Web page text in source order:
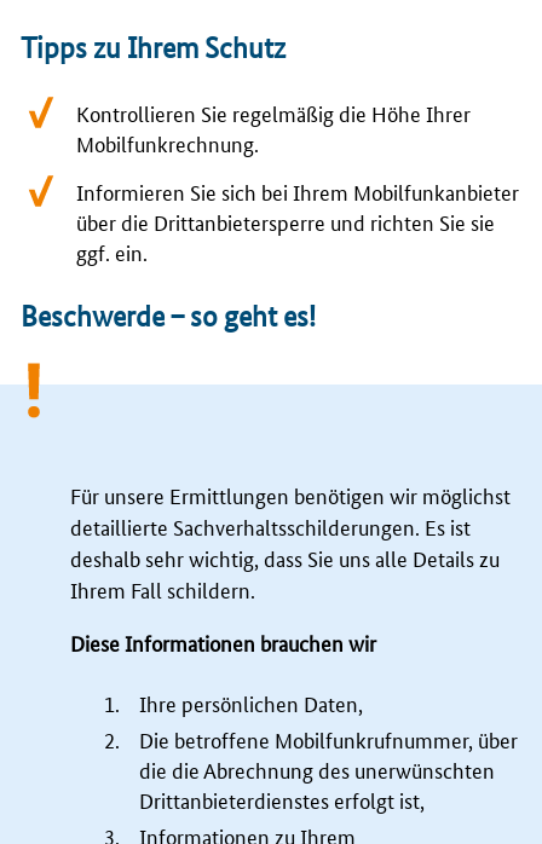
Tipps zu Ihrem Schutz
Kontrollieren Sie regelmäßig die Höhe Ihrer
Mobilfunkrechnung.
Informieren Sie sich bei Ihrem Mobilfunkanbieter
über die Drittanbietersperre und richten Sie sie
ggf. ein.
Beschwerde – so geht es!
Für unsere Ermittlungen benötigen wir möglichst
detaillierte Sachverhaltsschilderungen. Es ist
deshalb sehr wichtig, dass Sie uns alle Details zu
Ihrem Fall schildern.
Diese Informationen brauchen wir
Ihre persönlichen Daten,
Die betroffene Mobilfunkrufnummer, über
die die Abrechnung des unerwünschten
Drittanbieterdienstes erfolgt ist,
Informationen zu Ihrem